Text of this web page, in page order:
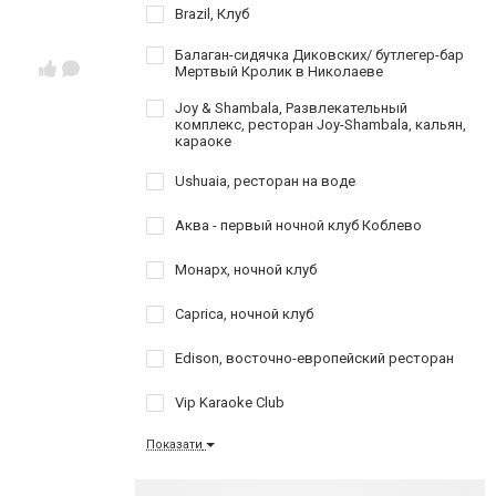
Brazil, Клуб
Балаган-сидячка Диковских/ бутлегер-бар
Мертвый Кролик в Николаеве
Joy & Shambala, Развлекательный
комплекс, ресторан Joy-Shambala, кальян,
караоке
Ushuaia, ресторан на воде
Аква - первый ночной клуб Коблево
Монарх, ночной клуб
Caprica, ночной клуб
Edison, восточно-европейский ресторан
Vip Karaoke Club
Показати